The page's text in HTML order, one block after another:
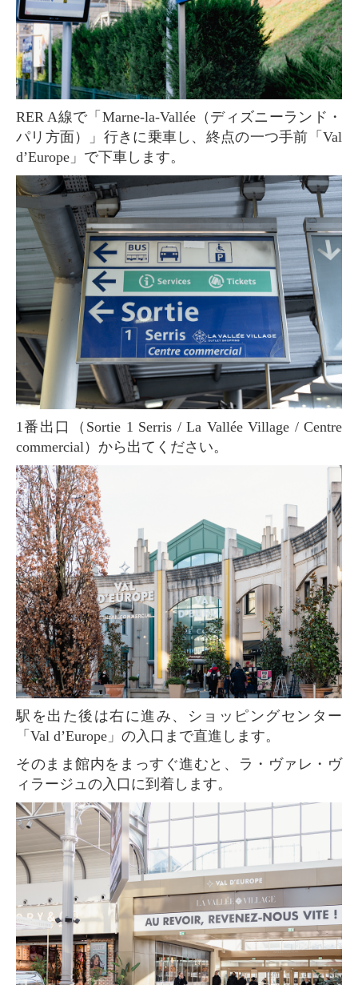
RER A線で「Marne-la-Vallée（ディズニーランド・
パリ方面）」行きに乗車し、終点の一つ手前「Val
d’Europe」で下車します。
1番出口（Sortie 1 Serris / La Vallée Village / Centre
commercial）から出てください。
駅を出た後は右に進み、ショッピングセンター
「Val d’Europe」の入口まで直進します。
そのまま館内をまっすぐ進むと、ラ・ヴァレ・ヴ
ィラージュの入口に到着します。